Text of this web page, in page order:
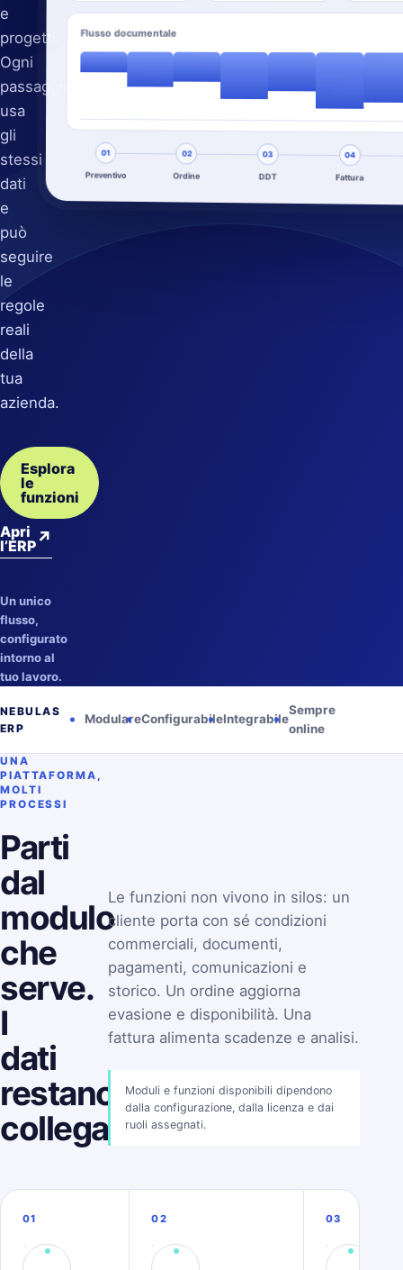
e
progetti.
Ogni
passaggio
usa
gli
stessi
dati
e
può
seguire
le
regole
reali
della
tua
azienda.
Esplora
le
funzioni
Apri
l’ERP↗
Un unico
flusso,
configurato
intorno al
tuo lavoro.
Flusso documentale
01
Preventivo
02
Ordine
03
DDT
04
Fattura
NEBULAS
ERP
ModulareConfigurabileIntegrabile
Sempre
online
UNA
PIATTAFORMA,
MOLTI
PROCESSI
Parti
dal
modulo
che
serve.
I
dati
restano
collegati.
Le funzioni non vivono in silos: un
cliente porta con sé condizioni
commerciali, documenti,
pagamenti, comunicazioni e
storico. Un ordine aggiorna
evasione e disponibilità. Una
fattura alimenta scadenze e analisi.
Moduli e funzioni disponibili dipendono
dalla configurazione, dalla licenza e dai
ruoli assegnati.
01 02 03